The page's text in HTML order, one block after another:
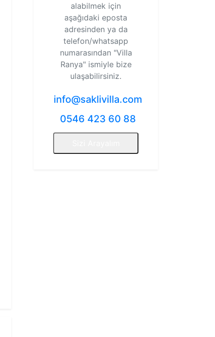
alabilmek için
aşağıdaki eposta
adresinden ya da
telefon/whatsapp
numarasından "Villa
Ranya"ismiyle bize
ulaşabilirsiniz.
info@saklivilla.com
0546 423 60 88